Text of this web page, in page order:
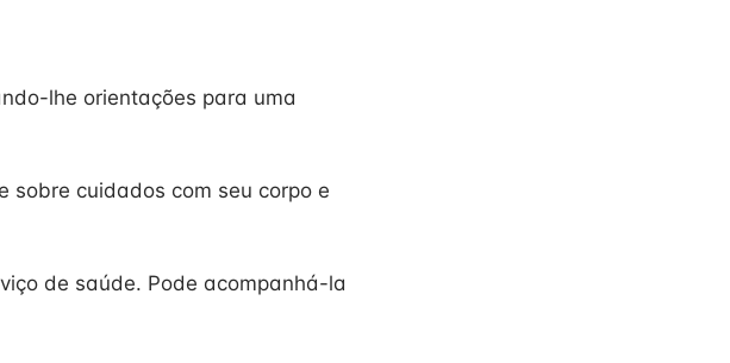
lhe orientações para uma
sobre cuidados com seu corpo e
de saúde. Pode acompanhá-la